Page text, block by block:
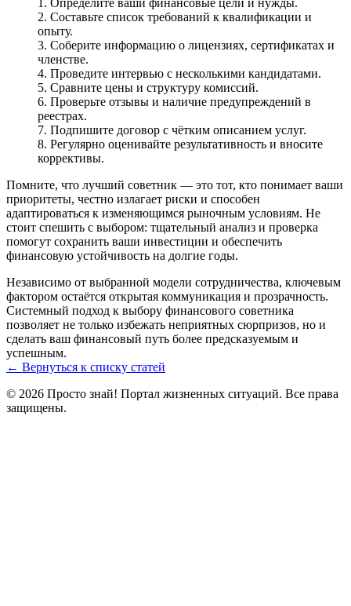
Составьте список требований к квалификации и
опыту.
Соберите информацию о лицензиях, сертификатах и
членстве.
Проведите интервью с несколькими кандидатами.
Сравните цены и структуру комиссий.
Проверьте отзывы и наличие предупреждений в
реестрах.
Подпишите договор с чётким описанием услуг.
Регулярно оценивайте результативность и вносите
коррективы.
Помните, что лучший советник — это тот, кто понимает ваши
приоритеты, честно излагает риски и способен
адаптироваться к изменяющимся рыночным условиям. Не
стоит спешить с выбором: тщательный анализ и проверка
помогут сохранить ваши инвестиции и обеспечить
финансовую устойчивость на долгие годы.
Независимо от выбранной модели сотрудничества, ключевым
фактором остаётся открытая коммуникация и прозрачность.
Системный подход к выбору финансового советника
позволяет не только избежать неприятных сюрпризов, но и
сделать ваш финансовый путь более предсказуемым и
успешным.
← Вернуться к списку статей
© 2026 Просто знай! Портал жизненных ситуаций. Все права
защищены.